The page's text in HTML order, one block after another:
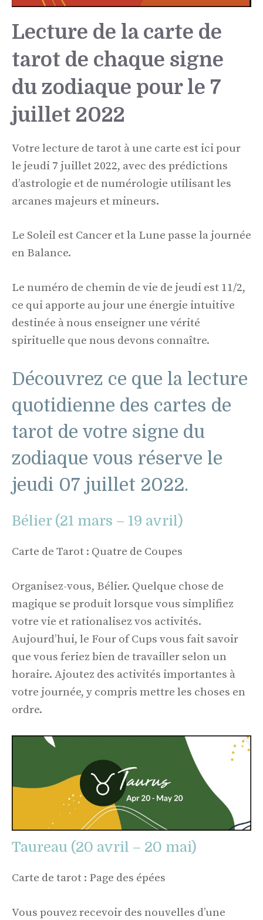
Lecture de la carte de
tarot de chaque signe
du zodiaque pour le 7
juillet 2022
Votre lecture de tarot à une carte est ici pour
le jeudi 7 juillet 2022, avec des prédictions
d’astrologie et de numérologie utilisant les
arcanes majeurs et mineurs.
Le Soleil est Cancer et la Lune passe la journée
en Balance.
Le numéro de chemin de vie de jeudi est 11/2,
ce qui apporte au jour une énergie intuitive
destinée à nous enseigner une vérité
spirituelle que nous devons connaître.
Découvrez ce que la lecture
quotidienne des cartes de
tarot de votre signe du
zodiaque vous réserve le
jeudi 07 juillet 2022.
Bélier (21 mars – 19 avril)
Carte de Tarot : Quatre de Coupes
Organisez-vous, Bélier. Quelque chose de
magique se produit lorsque vous simplifiez
votre vie et rationalisez vos activités.
Aujourd’hui, le Four of Cups vous fait savoir
que vous feriez bien de travailler selon un
horaire. Ajoutez des activités importantes à
votre journée, y compris mettre les choses en
ordre.
Taureau (20 avril – 20 mai)
Carte de tarot : Page des épées
Vous pouvez recevoir des nouvelles d’une